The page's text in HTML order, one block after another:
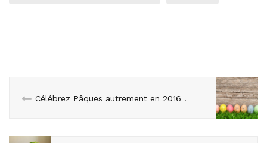
Célébrez Pâques autrement en 2016 !